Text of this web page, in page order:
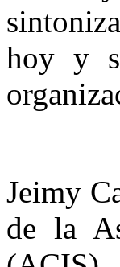
hoy y
Jeimy
de la